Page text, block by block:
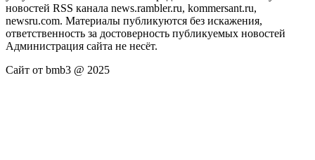
новостей RSS канала news.rambler.ru, kommersant.ru,
newsru.com. Материалы публикуются без искажения,
ответственность за достоверность публикуемых новостей
Администрация сайта не несёт.
Сайт от bmb3 @ 2025